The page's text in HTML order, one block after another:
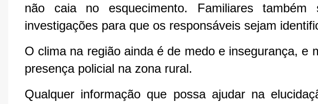
não caia no esquecimento. Familiares também
investigações para que os responsáveis sejam
O clima na região ainda é de medo e insegurança, e
presença policial na zona rural.
Qualquer informação que possa ajudar na